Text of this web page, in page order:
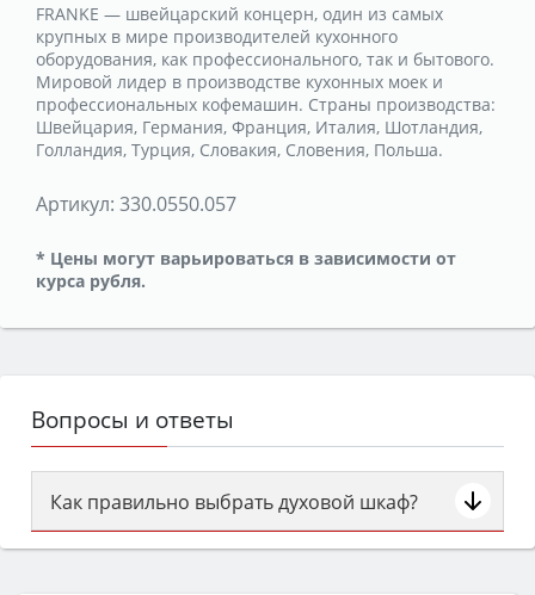
FRANKE — швейцарский концерн, один из самых
крупных в мире производителей кухонного
оборудования, как профессионального, так и бытового.
Мировой лидер в производстве кухонных моек и
профессиональных кофемашин. Страны производства:
Швейцария, Германия, Франция, Италия, Шотландия,
Голландия, Турция, Словакия, Словения, Польша.
Артикул: 330.0550.057
* Цены могут варьироваться в зависимости от
курса рубля.
Вопросы и ответы
Как правильно выбрать духовой шкаф?
Сначала определитесь с типом (газовый или